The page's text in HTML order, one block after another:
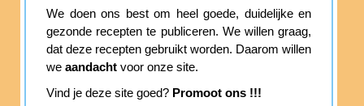
We doen ons best om heel goede, duidelijke en
gezonde recepten te publiceren. We willen graag,
dat deze recepten gebruikt worden. Daarom willen
we aandacht voor onze site.
Vind je deze site goed? Promoot ons !!!